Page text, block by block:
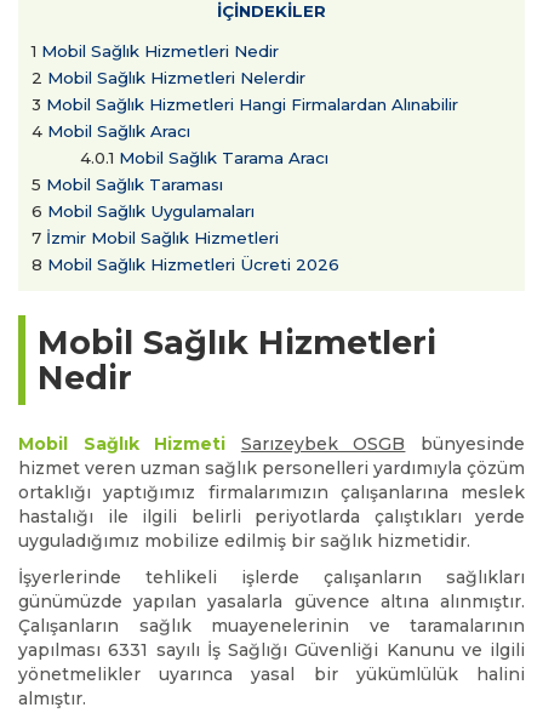
İÇİNDEKİLER
1 Mobil Sağlık Hizmetleri Nedir
2 Mobil Sağlık Hizmetleri Nelerdir
3 Mobil Sağlık Hizmetleri Hangi Firmalardan Alınabilir
4 Mobil Sağlık Aracı
4.0.1 Mobil Sağlık Tarama Aracı
5 Mobil Sağlık Taraması
6 Mobil Sağlık Uygulamaları
7 İzmir Mobil Sağlık Hizmetleri
8 Mobil Sağlık Hizmetleri Ücreti 2026
Mobil Sağlık Hizmetleri
Nedir
Mobil Sağlık Hizmeti Sarızeybek OSGB bünyesinde
hizmet veren uzman sağlık personelleri yardımıyla çözüm
ortaklığı yaptığımız firmalarımızın çalışanlarına meslek
hastalığı ile ilgili belirli periyotlarda çalıştıkları yerde
uyguladığımız mobilize edilmiş bir sağlık hizmetidir.
İşyerlerinde tehlikeli işlerde çalışanların sağlıkları
günümüzde yapılan yasalarla güvence altına alınmıştır.
Çalışanların sağlık muayenelerinin ve taramalarının
yapılması 6331 sayılı İş Sağlığı Güvenliği Kanunu ve ilgili
yönetmelikler uyarınca yasal bir yükümlülük halini
almıştır.